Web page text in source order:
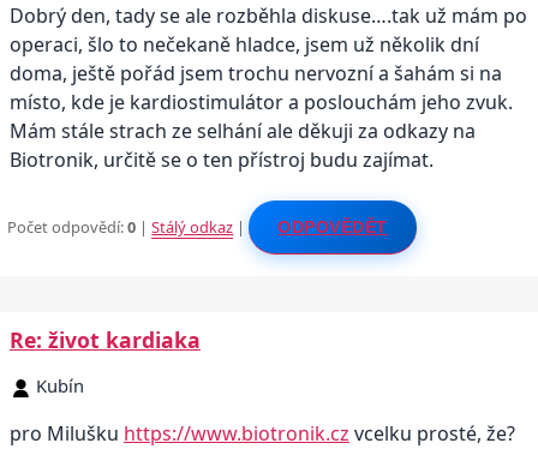
Dobrý den, tady se ale rozběhla diskuse….tak už mám po
operaci, šlo to nečekaně hladce, jsem už několik dní
doma, ještě pořád jsem trochu nervozní a šahám si na
místo, kde je kardiostimulátor a poslouchám jeho zvuk.
Mám stále strach ze selhání ale děkuji za odkazy na
Biotronik, určitě se o ten přístroj budu zajímat.
Počet odpovědí:0 |Stálý odkaz | ODPOVĚDĚT
Re: život kardiaka
Kubín
pro Milušku https://www.biotronik.cz vcelku prosté, že?